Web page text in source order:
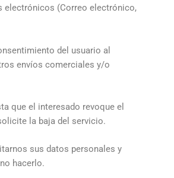
electrónicos (Correo electrónico,
del usuario al
envíos comerciales y/o
que el interesado revoque el
la baja del servicio.
sus datos personales y
hacerlo.